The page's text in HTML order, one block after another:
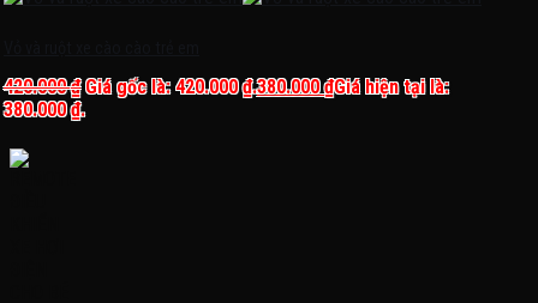
420.000₫ Giá gốc là: 420.000 ₫.380.000₫Giá hiện tại là:
380.000 ₫.